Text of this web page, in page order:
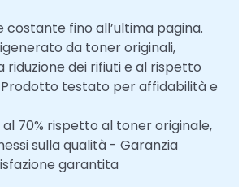
costante fino all’ultima pagina.
da toner originali,
riduzione dei rifiuti e al rispetto
testato per affidabilità e
70% rispetto al toner originale,
sulla qualità - Garanzia
garantita